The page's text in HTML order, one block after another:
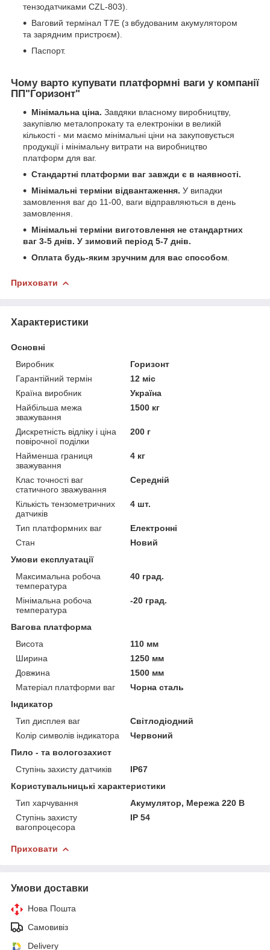
тензодатчиками CZL-803).
Ваговий термінал T7E (з вбудованим акумулятором
та зарядним пристроєм).
Паспорт.
Чому варто купувати платформні ваги у компанії
ПП"Горизонт"
Мінімальна ціна. Завдяки власному виробництву,
закупівлю металопрокату та електроніки в великій
кількості - ми маємо мінімальні ціни на закуповується
продукції і мінімальну витрати на виробництво
платформ для ваг.
Стандартні платформи ваг завжди є в наявності.
Мінімальні терміни відвантаження. У випадки
замовлення ваг до 11-00, ваги відправляються в день
замовлення.
Мінімальні терміни виготовлення не стандартних
ваг 3-5 днів. У зимовий період 5-7 днів.
Оплата будь-яким зручним для вас способом
Приховати
Характеристики
Основні
Виробник
Горизонт
Гарантійний термін
12 міс
Країна виробник
Україна
Найбільша межа
зважування
1500 кг
Дискретність відліку і ціна
повірочної поділки
200 г
Найменша границя
зважування
4 кг
Клас точності ваг
статичного зважування
Середній
Кількість тензометричних
датчиків
4 шт.
Тип платформних ваг
Електронні
Стан
Новий
Умови експлуатації
Максимальна робоча
температура
40 град.
Мінімальна робоча
температура
-20 град.
Вагова платформа
Висота
110 мм
Ширина
1250 мм
Довжина
1500 мм
Матеріал платформи ваг
Чорна сталь
Індикатор
Тип дисплея ваг
Світлодіодний
Колір символів індикатора
Червоний
Пило - та вологозахист
Ступінь захисту датчиків
IP67
Користувальницькі характеристики
Тип харчування
Акумулятор, Мережа 220 В
Ступінь захисту
вагопроцесора
IP 54
Приховати
Умови доставки
Нова Пошта
Самовивіз
Delivery